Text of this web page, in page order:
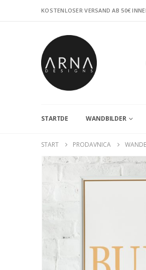
KOSTENLOSER VERSAND AB 50€
STARTDE WANDBILDER
START PRODAVNICA